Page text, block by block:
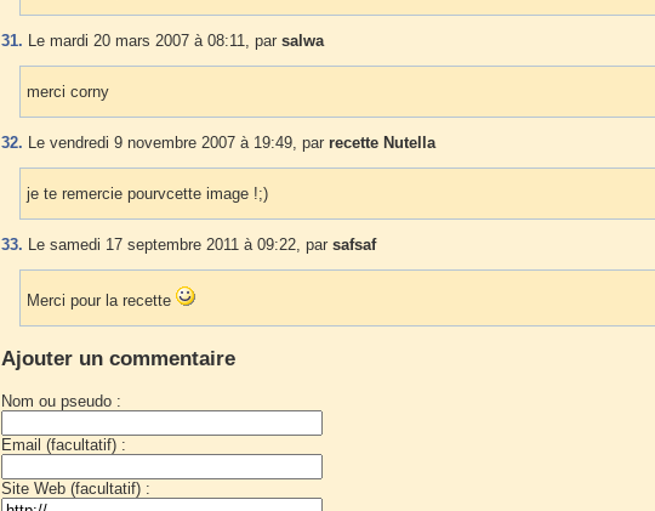
31. Le mardi 20 mars 2007 à 08:11, par salwa
merci corny
32. Le vendredi 9 novembre 2007 à 19:49, par recette Nutella
je te remercie pourvcette image !;)
33. Le samedi 17 septembre 2011 à 09:22, par safsaf
Merci pour la recette
Ajouter un commentaire
Nom ou pseudo :
Email (facultatif) :
Site Web (facultatif) :